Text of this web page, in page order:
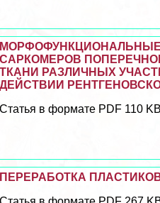
САРКОМЕРОВ
ТКАНИ РАЗЛИЧНЫХ
ДЕЙСТВИИ
Статья в формате PDF 110
ПЕРЕРАБОТКА